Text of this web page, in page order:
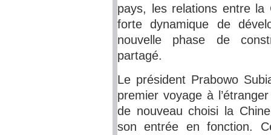
pays, les relations entre la
forte dynamique de
nouvelle phase de
partagé.
Le président Prabowo
premier voyage à
de nouveau choisi la
son entrée en fonction.